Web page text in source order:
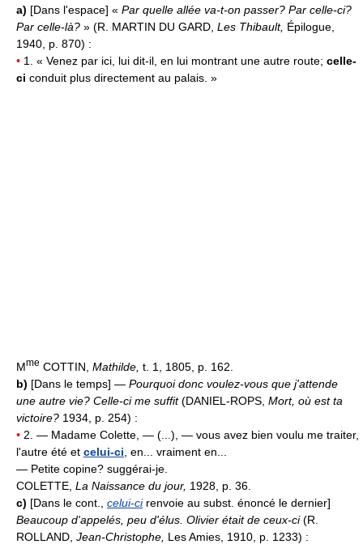
a) [Dans l'espace] « Par quelle allée va-t-on passer? Par celle-ci?
Par celle-là? » (R. MARTIN DU GARD, Les Thibault, Épilogue,
1940, p. 870) :
• 1. « Venez par ici, lui dit-il, en lui montrant une autre route; celle-
ci conduit plus directement au palais. »
Mme COTTIN, Mathilde, t. 1, 1805, p. 162.
b) [Dans le temps] — Pourquoi donc voulez-vous que j'attende
une autre vie? Celle-ci me suffit(DANIEL-ROPS, Mort, où est ta
victoire? 1934, p. 254) :
• 2. — Madame Colette, — (...), — vous avez bien voulu me traiter,
l'autre été et celui-ci , en... vraiment en...
— Petite copine? suggérai-je.
COLETTE, La Naissance du jour, 1928, p. 36.
c) [Dans le cont., celui-cirenvoie au subst. énoncé le dernier]
Beaucoup d'appelés, peu d'élus. Olivier était de ceux-ci(R.
ROLLAND, Jean-Christophe, Les Amies, 1910, p. 1233) :